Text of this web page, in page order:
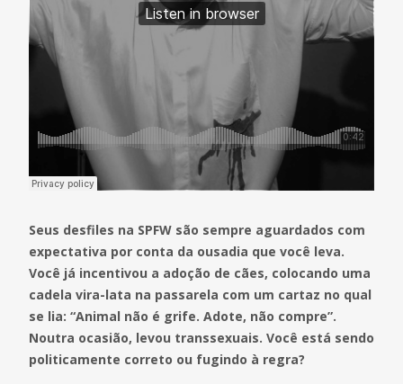
Seus desfiles na SPFW são sempre aguardados com
expectativa por conta da ousadia que você leva.
Você já incentivou a adoção de cães, colocando uma
cadela vira-lata na passarela com um cartaz no qual
se lia: “Animal não é grife. Adote, não compre”.
Noutra ocasião, levou transsexuais. Você está sendo
politicamente correto ou fugindo à regra?